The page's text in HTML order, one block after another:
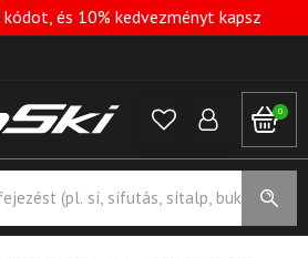
kódot, és 10% kedvezményt kapsz
0